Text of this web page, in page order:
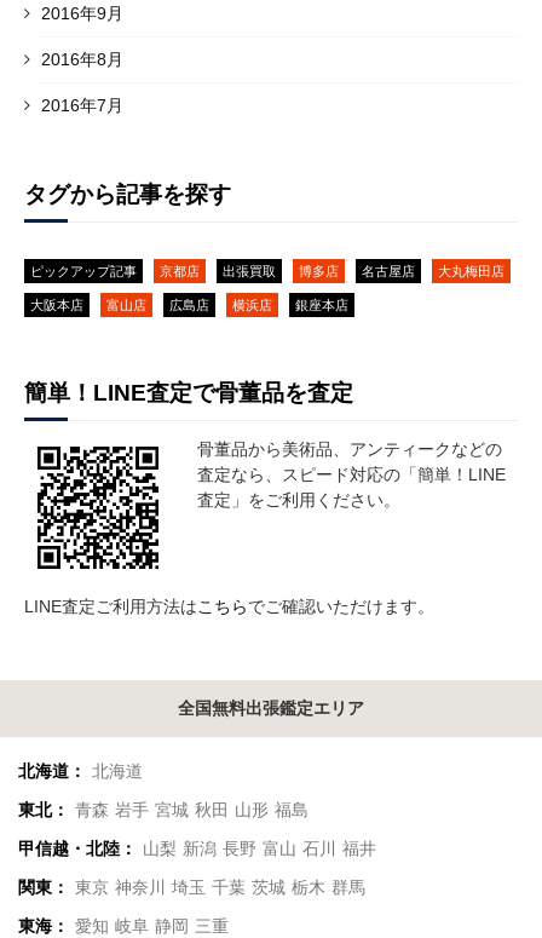
2016年9月
2016年8月
2016年7月
タグから記事を探す
ピックアップ記事 京都店 出張買取 博多店 名古屋店 大丸梅田店
大阪本店 富山店 広島店 横浜店 銀座本店
簡単！LINE査定で骨董品を査定
骨董品から美術品、アンティークなどの
査定なら、スピード対応の「簡単！LINE
査定」をご利用ください。
LINE査定ご利用方法はこちらでご確認いただけます。
全国無料出張鑑定エリア
北海道：
北海道
東北：
青森 岩手 宮城 秋田 山形 福島
甲信越・北陸：
山梨 新潟 長野 富山 石川
福井
関東：
東京 神奈川 埼玉 千葉 茨城 栃木 群馬
東海：
愛知 岐阜 静岡 三重